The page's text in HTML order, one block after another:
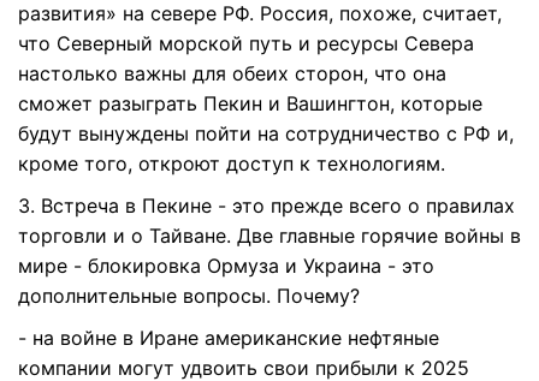
развития» на севере РФ. Россия, похоже, считает,
что Северный морской путь и ресурсы Севера
настолько важны для обеих сторон, что она
сможет разыграть Пекин и Вашингтон, которые
будут вынуждены пойти на сотрудничество с РФ и,
кроме того, откроют доступ к технологиям.
3. Встреча в Пекине - это прежде всего о правилах
торговли и о Тайване. Две главные горячие войны в
мире - блокировка Ормуза и Украина - это
дополнительные вопросы. Почему?
- на войне в Иране американские нефтяные
компании могут удвоить свои прибыли к 2025